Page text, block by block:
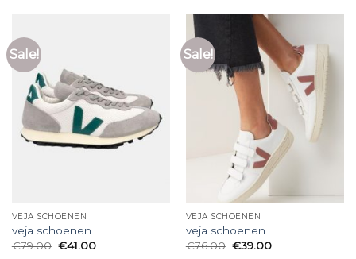
Sale!
VEJA SCHOENEN
veja schoenen
€79.00 €41.00
Sale!
VEJA SCHOENEN
veja schoenen
€76.00 €39.00